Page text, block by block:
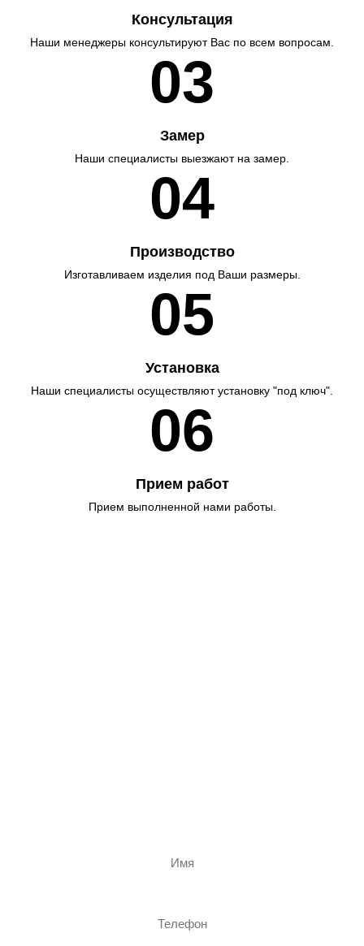
Консультация
Наши менеджеры консультируют Вас по всем вопросам.
03
Замер
Наши специалисты выезжают на замер.
04
Производство
Изготавливаем изделия под Ваши размеры.
05
Установка
Наши специалисты осуществляют установку "под ключ".
06
Прием работ
Прием выполненной нами работы.